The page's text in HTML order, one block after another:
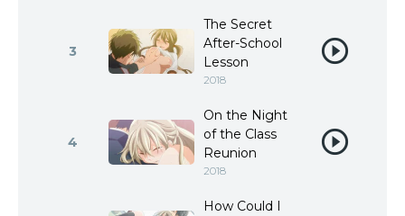
3
The Secret
After-School
Lesson
2018
4
On the Night
of the Class
Reunion
2018
How Could I